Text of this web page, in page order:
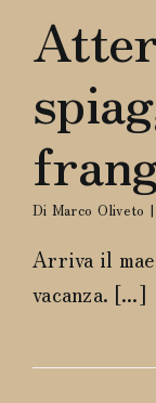
Navigare
Shop
Contattaci
FAQ
Di Marco Oliveto |
Arriva il
vacanza. [...]